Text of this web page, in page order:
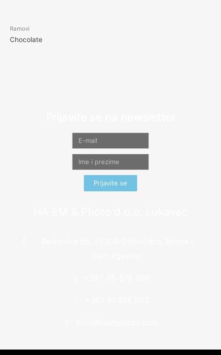
Ramovi
Chocolate
Prijavite se